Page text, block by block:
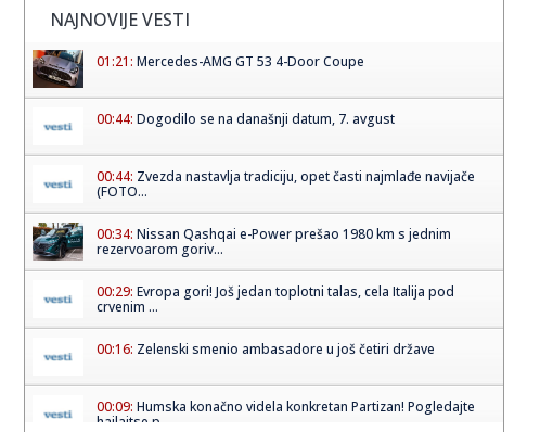
NAJNOVIJE VESTI
01:21: Mercedes-AMG GT 53 4-Door Coupe
00:44: Dogodilo se na današnji datum, 7. avgust
00:44: Zvezda nastavlja tradiciju, opet časti najmlađe navijače
(FOTO...
00:34: Nissan Qashqai e-Power prešao 1980 km s jednim
rezervoarom goriv...
00:29: Evropa gori! Još jedan toplotni talas, cela Italija pod
crvenim ...
00:16: Zelenski smenio ambasadore u još četiri države
00:09: Humska konačno videla konkretan Partizan! Pogledajte
hajlajtse p...